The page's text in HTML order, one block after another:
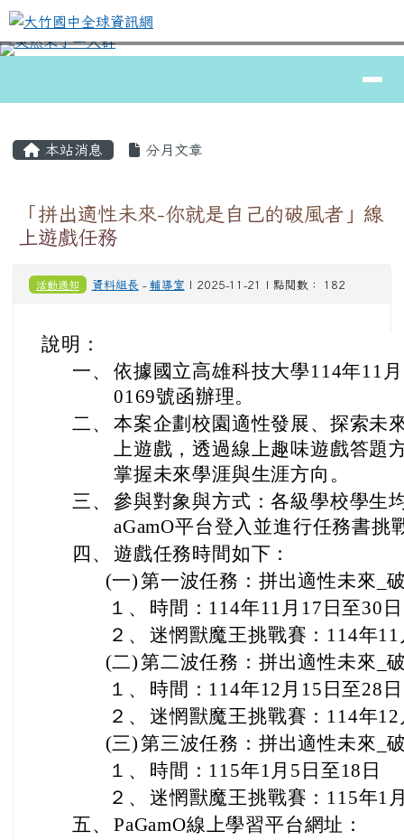
跳至主內容區
大竹國中全球資訊網
⏸
本站消息 分月文章
「拼出適性未來-你就是自己的破風者」線
上遊戲任務
活動通知 資料組長 - 輔導室 | 2025-11-21 | 點閱數： 182
說明：
一、 依據國立高雄科技大學114年11
0169號函辦理。
二、 本案企劃校園適性發展、探索未
上遊戲，透過線上趣味遊戲答題
掌握未來學涯與生涯方向。
三、 參與對象與方式：各級學校學生
aGamO平台登入並進行任務書挑
四、 遊戲任務時間如下：
(一)第一波任務：拼出適性未來_
１、
時間：114年11月17日至30日
２、 迷惘獸魔王挑戰賽：114年
(二)第二波任務：拼出適性未來_
１、
時間：114年12月15日至28日
２、 迷惘獸魔王挑戰賽：114年
(三)第三波任務：拼出適性未來_
１、
時間：115年1月5日至18日
２、 迷惘獸魔王挑戰賽：115年1
五、 PaGamO線上學習平台網址：